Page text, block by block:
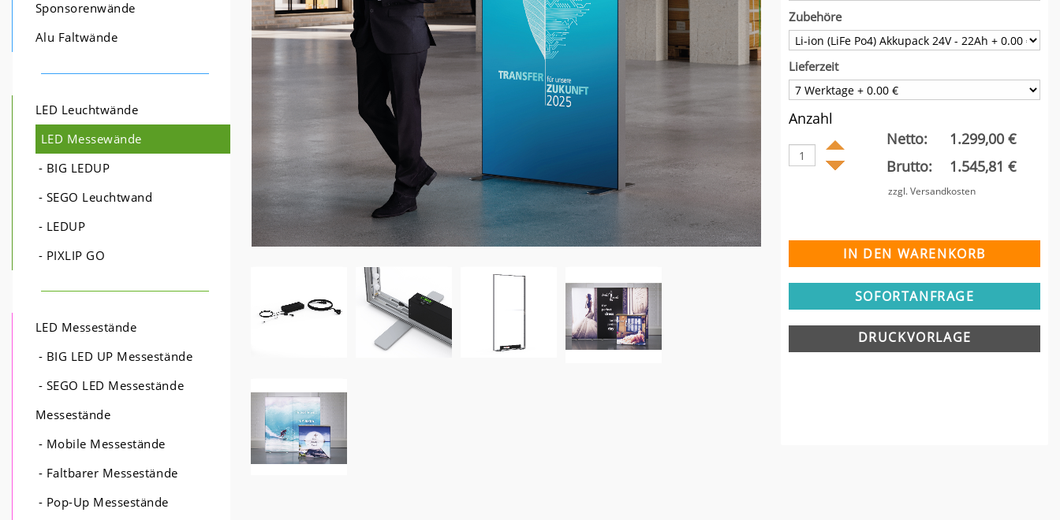
Sponsorenwände
Alu Faltwände
LED Leuchtwände
LED Messewände
- BIG LEDUP
- SEGO Leuchtwand
- LEDUP
- PIXLIP GO
LED Messestände
- BIG LED UP Messestände
- SEGO LED Messestände
Messestände
- Mobile Messestände
- Faltbarer Messestände
- Pop-Up Messestände
Zubehöre
Lieferzeit
Anzahl
Netto:
1.299,00 €
Brutto:
1.545,81 €
zzgl. Versandkosten
SOFORTANFRAGE
DRUCKVORLAGE